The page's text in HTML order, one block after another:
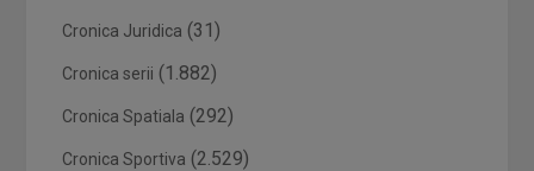
Cronica Juridica (31)
Cronica serii (1.882)
Cronica Spatiala (292)
Cronica Sportiva (2.529)